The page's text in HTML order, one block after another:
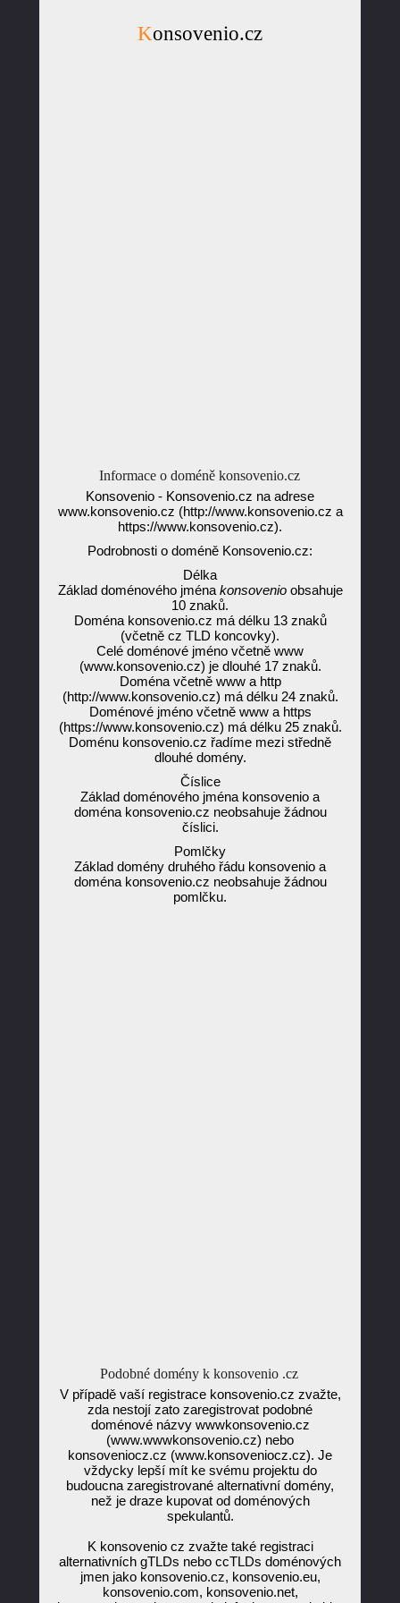
Konsovenio.cz
Informace o doméně konsovenio.cz
Konsovenio - Konsovenio.cz na adrese
www.konsovenio.cz (http://www.konsovenio.cz a
https://www.konsovenio.cz).
Podrobnosti o doméně Konsovenio.cz:
Délka
Základ doménového jména konsovenioobsahuje
10 znaků.
Doména konsovenio.cz má délku 13 znaků
(včetně cz TLD koncovky).
Celé doménové jméno včetně www
(www.konsovenio.cz) je dlouhé 17 znaků.
Doména včetně www a http
(http://www.konsovenio.cz) má délku 24 znaků.
Doménové jméno včetně www a https
(https://www.konsovenio.cz) má délku 25 znaků.
Doménu konsovenio.cz řadíme mezi středně
dlouhé domény.
Číslice
Základ doménového jména konsovenio a
doména konsovenio.cz neobsahuje žádnou
číslici.
Pomlčky
Základ domény druhého řádu konsovenio a
doména konsovenio.cz neobsahuje žádnou
pomlčku.
Podobné domény k konsovenio .cz
V případě vaší registrace konsovenio.cz zvažte,
zda nestojí zato zaregistrovat podobné
doménové názvy wwwkonsovenio.cz
(www.wwwkonsovenio.cz) nebo
konsoveniocz.cz (www.konsoveniocz.cz). Je
vždycky lepší mít ke svému projektu do
budoucna zaregistrované alternativní domény,
než je draze kupovat od doménových
spekulantů.
K konsovenio cz zvažte také registraci
alternativních gTLDs nebo ccTLDs doménových
jmen jako konsovenio.cz, konsovenio.eu,
konsovenio.com, konsovenio.net,